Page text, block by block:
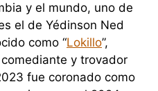
y el mundo, uno de
el de Yédinson Ned
como “Lokillo”,
y trovador
fue coronado como